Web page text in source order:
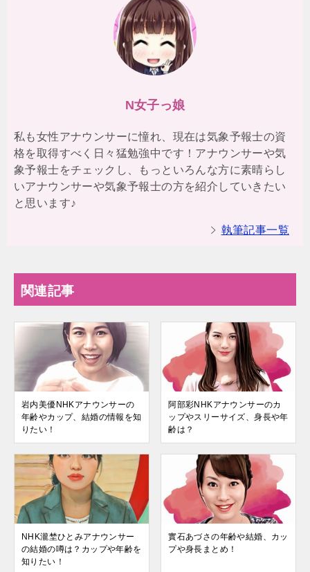
N女子っ娘
私も女性アナウンサーに憧れ、現在は気象予報士の資
格を取得すべく日々猛勉強中です！アナウンサーや気
象予報士をチェックし、もっといろんな方に素晴らし
いアナウンサーや気象予報士の方を紹介していきたい
と思います♪
執筆記事一覧
関連記事
岩内美優NHKアナウンサーの
年齢やカップ、結婚の情報を知
りたい！
阿部彩NHKアナウンサーのカ
ップやスリーサイズ、身長や年
齢は？
NHK瀧埜ひとみアナウンサー
の結婚の噂は？カップや年齢を
知りたい！
實石あづさの年齢や結婚、カッ
プや身長まとめ！